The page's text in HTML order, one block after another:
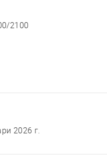
2100
2026 г.